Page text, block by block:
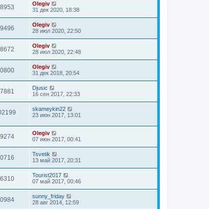
Olegiv
31 дек 2020, 18:38
Olegiv
28 июл 2020, 22:50
Olegiv
28 июл 2020, 22:48
Olegiv
31 дек 2018, 20:54
Djusic
16 сен 2017, 22:33
skameykin22
23 июн 2017, 13:01
Olegiv
07 июн 2017, 00:41
Tsvetik
13 май 2017, 20:31
Tourist2017
07 май 2017, 00:46
sunny_friday
28 авг 2014, 12:59